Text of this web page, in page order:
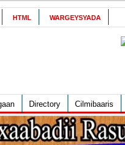
HTML WARGEYSYADA
Directory Cilmibaaris